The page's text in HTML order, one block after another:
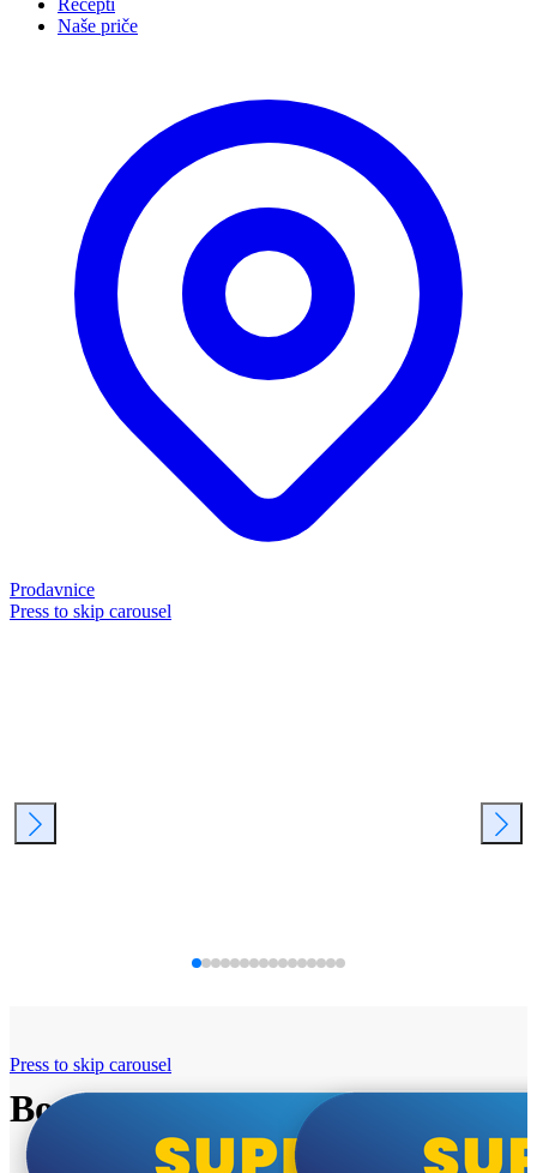
Recepti
Naše priče
Prodavnice
Press to skip carousel
Bosch super cene
Press to skip carousel